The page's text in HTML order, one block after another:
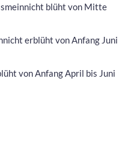
blüht von Mitte
erblüht von Anfang Juni
von Anfang April bis Juni